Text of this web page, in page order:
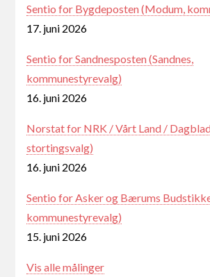
Sentio for Bygdeposten (Modum,
17. juni 2026
Sentio for Sandnesposten (Sandnes,
kommunestyrevalg)
16. juni 2026
Norstat for NRK / Vårt Land /
stortingsvalg)
16. juni 2026
Sentio for Asker og Bærums
kommunestyrevalg)
15. juni 2026
Vis alle målinger